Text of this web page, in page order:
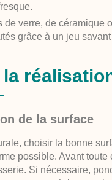
de verre, de céramique
grâce à un jeu
de la surface
choisir la bonne
possible. Avant
Si nécessaire,